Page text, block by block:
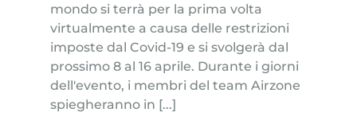
mondo si terrà per la prima volta
virtualmente a causa delle restrizioni
imposte dal Covid-19 e si svolgerà dal
prossimo 8 al 16 aprile. Durante i giorni
dell'evento, i membri del team Airzone
spiegheranno in [...]